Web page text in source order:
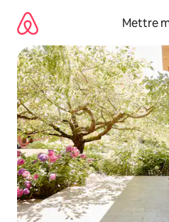
directement
contenu
Mettre